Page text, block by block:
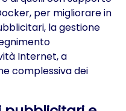
per migliorare in
la gestione
Internet, a
complessiva dei